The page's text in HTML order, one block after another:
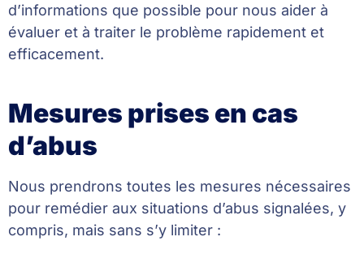
d’informations que possible pour nous aider à
évaluer et à traiter le problème rapidement et
efficacement.
Mesures prises en cas
d’abus
Nous prendrons toutes les mesures nécessaires
pour remédier aux situations d’abus signalées, y
compris, mais sans s’y limiter :